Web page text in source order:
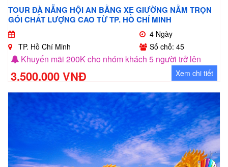
TOUR ĐÀ NẴNG HỘI AN BẰNG XE GIƯỜNG NẰM TRỌN
GÓI CHẤT LƯỢNG CAO TỪ TP. HỒ CHÍ MINH
4 Ngày
TP. Hồ Chí Minh
Số chỗ: 45
Khuyến mãi 200K cho nhóm khách 5 người trở lên
3.500.000 VNĐ Xem chi tiết